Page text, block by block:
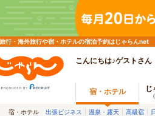
行・海外旅行や宿・ホテルの宿泊予約はじゃらんnet
こんにちは♪ゲストさん
宿・ホテル じ
宿・ホテル 出張ビジネス 温泉・露天 高級宿